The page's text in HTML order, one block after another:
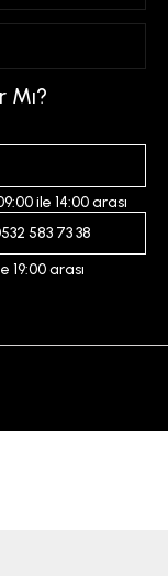
Mı?
ile 14:00 arası
583 73 38
19:00 arası